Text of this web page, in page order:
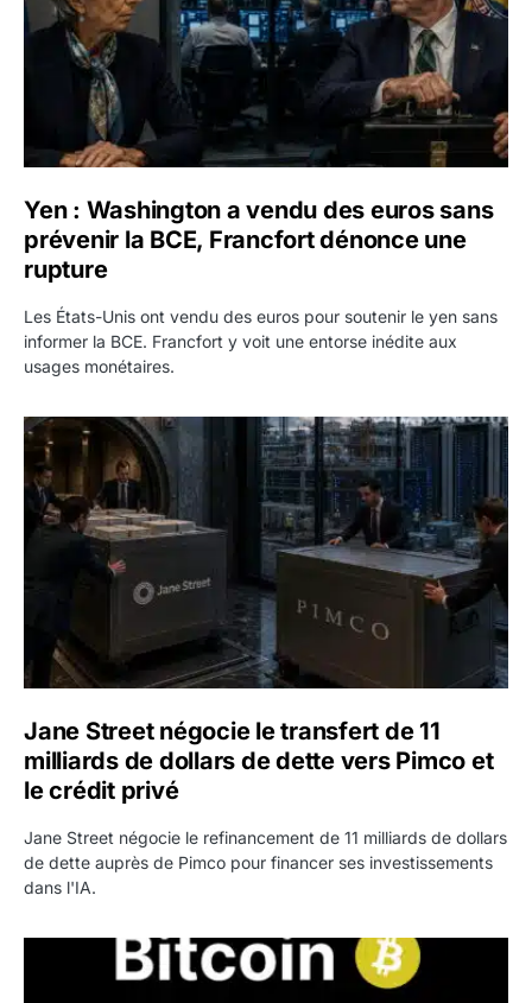
Yen : Washington a vendu des euros sans
prévenir la BCE, Francfort dénonce une
rupture
Les États-Unis ont vendu des euros pour soutenir le yen sans
informer la BCE. Francfort y voit une entorse inédite aux
usages monétaires.
Jane Street négocie le transfert de 11 milliards de
Jane Street négocie le transfert de 11
milliards de dollars de dette vers Pimco et
le crédit privé
Jane Street négocie le refinancement de 11 milliards de dollars
de dette auprès de Pimco pour financer ses investissements
dans l'IA.
Bitcoin stagne à 64 000 dollars pendant que les